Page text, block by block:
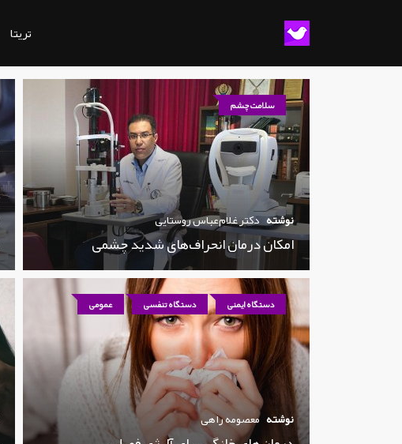
تریتا
سلامت چشم
نوشته دکتر غلام‌عباس روستایی
امکان درمان انحراف‌های شدید چشمی
دستگاه ایمنی دستگاه تنفسی عمومی
نوشته معصومه راهی